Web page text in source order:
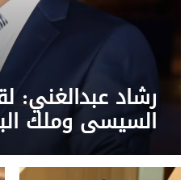
رشاد عبدالغني:
السيسي وملك
التحالفات
المصري تجاه